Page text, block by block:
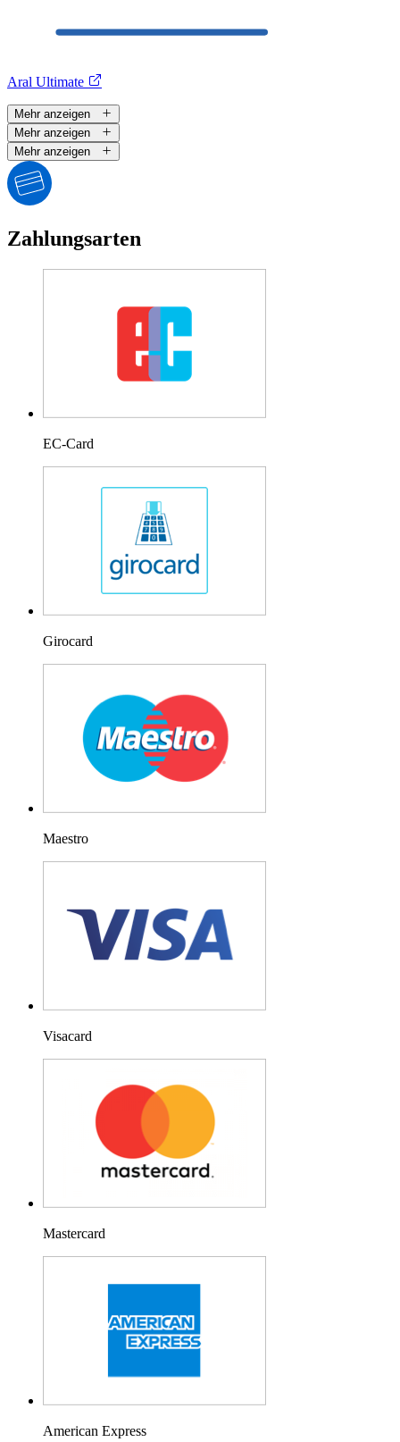
Aral Ultimate
Mehr anzeigen
Mehr anzeigen
Mehr anzeigen
Zahlungsarten
EC-Card
Girocard
Maestro
Visacard
Mastercard
American Express